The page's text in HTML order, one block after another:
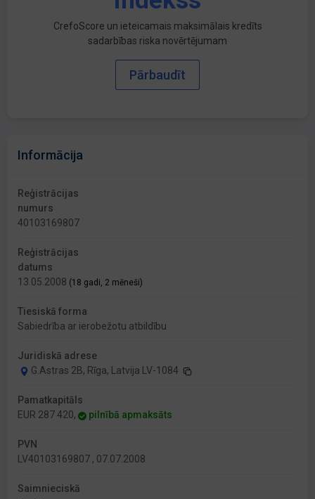
CrefoScore un ieteicamais maksimālais kredīts
sadarbības riska novērtējumam
Pārbaudīt
Informācija
Reģistrācijas
numurs
40103169807
Reģistrācijas
datums
13.05.2008 (18 gadi, 2 mēneši)
Tiesiskā forma
Sabiedrība ar ierobežotu atbildību
Juridiskā adrese
G.Astras 2B, Rīga, Latvija LV-1084
Pamatkapitāls
EUR 287 420,
pilnībā apmaksāts
PVN
LV40103169807 , 07.07.2008
Saimnieciskā